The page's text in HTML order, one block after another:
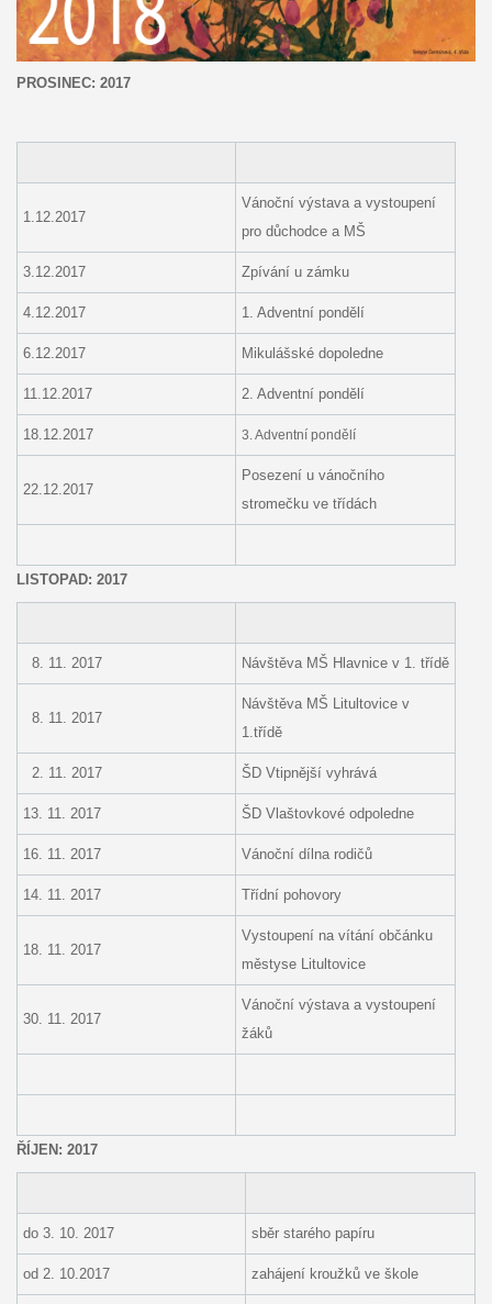
PROSINEC: 2017
1.12.2017
Vánoční výstava a vystoupení
pro důchodce a MŠ
3.12.2017 Zpívání u zámku
4.12.2017 1. Adventní pondělí
6.12.2017 Mikulášské dopoledne
11.12.2017 2. Adventní pondělí
18.12.2017 3. Adventní pondělí
22.12.2017
Posezení u vánočního
stromečku ve třídách
LISTOPAD: 2017
8. 11. 2017 Návštěva MŠ Hlavnice v 1. třídě
8. 11. 2017
Návštěva MŠ Litultovice v
1.třídě
2. 11. 2017 ŠD Vtipnější vyhrává
13. 11. 2017 ŠD Vlaštovkové odpoledne
16. 11. 2017 Vánoční dílna rodičů
14. 11. 2017 Třídní pohovory
18. 11. 2017
Vystoupení na vítání občánku
městyse Litultovice
30. 11. 2017
Vánoční výstava a vystoupení
žáků
ŘÍJEN: 2017
do 3. 10. 2017 sběr starého papíru
od 2. 10.2017 zahájení kroužků ve škole